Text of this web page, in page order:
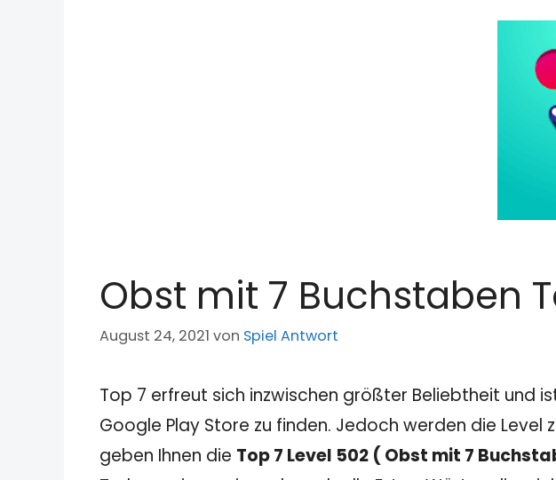
Obst mit 7 Buchstaben
August 24, 2021 von Spiel Antwort
Top 7 erfreut sich inzwischen größter Beliebtheit und
Google Play Store zu finden. Jedoch werden die
geben Ihnen die Top 7 Level 502 ( Obst mit 7